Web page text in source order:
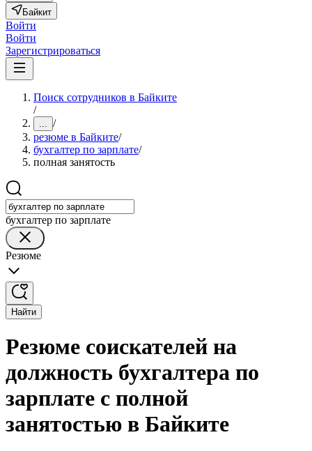
Байкит
Войти
Войти
Зарегистрироваться
Поиск сотрудников в Байките
/
... /
резюме в Байките/
бухгалтер по зарплате/
полная занятость
бухгалтер по зарплате
Резюме
Найти
Резюме соискателей на
должность бухгалтера по
зарплате с полной
занятостью в Байките